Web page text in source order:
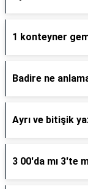
1 konteyner
Badire ne
Ayrı ve bitişik
3 00'da mı 3'te